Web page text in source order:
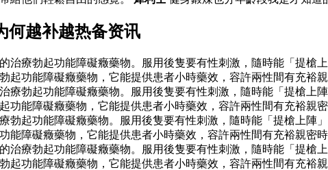
何越补越热备资讯
治療勃起功能障礙癥藥物。服用後隻要有性刺激，隨時能「提
起功能障礙癥藥物，它能提供患者小時藥效，容許兩性間有充裕
療勃起功能障礙癥藥物。服用後隻要有性刺激，隨時能「提槍上
功能障礙癥藥物，它能提供患者小時藥效，容許兩性間有充裕親
勃起功能障礙癥藥物。服用後隻要有性刺激，隨時能「提槍上陣
能障礙癥藥物，它能提供患者小時藥效，容許兩性間有充裕親密
治療勃起功能障礙癥藥物。服用後隻要有性刺激，隨時能「提
起功能障礙癥藥物，它能提供患者小時藥效，容許兩性間有充裕